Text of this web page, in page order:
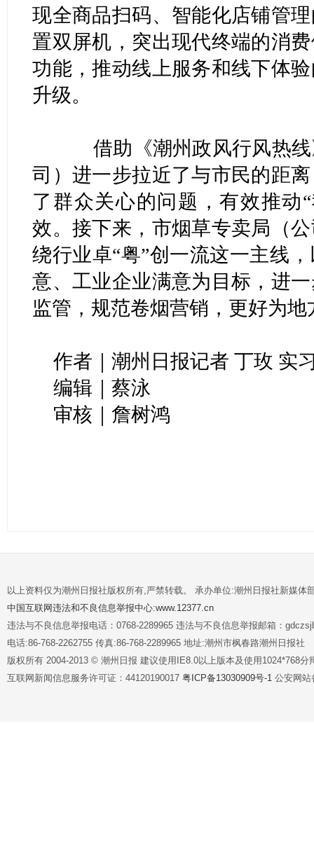
现全商品扫码、智能化店铺管
置双屏机，突出现代终端的消
功能，推动线上服务和线下体
升级。
借助《潮州政风行风热线
司）进一步拉近了与市民的距
了群众关心的问题，有效推动
效。接下来，市烟草专卖局（
绕行业卓“粤”创一流这一主线
意、工业企业满意为目标，进
监管，规范卷烟营销，更好为
作者｜潮州日报记者 丁玫 实
编辑｜蔡泳
审核｜詹树鸿
以上资料仅为潮州日报社版权所有,严禁转载。 承办单位:潮州日报社新媒体
中国互联网违法和不良信息举报中心:www.12377.cn
违法与不良信息举报电话：0768-2289965 违法与不良信息举报邮箱：
电话:86-768-2262755 传真:86-768-2289965 地址:潮州市枫春路潮州日报社
版权所有 2004-2013 © 潮州日报 建议使用IE8.0以上版本及使用1024*768分
互联网新闻信息服务许可证：44120190017 粤ICP备13030909号-1 公安网站